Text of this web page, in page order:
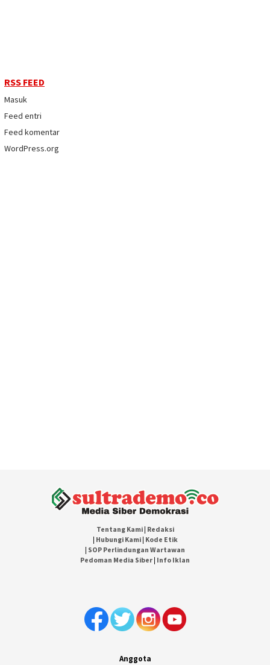
RSS FEED
Masuk
Feed entri
Feed komentar
WordPress.org
Tentang Kami| Redaksi
| Hubungi Kami| Kode Etik
| SOP Perlindungan Wartawan
Pedoman Media Siber | Info Iklan
Anggota